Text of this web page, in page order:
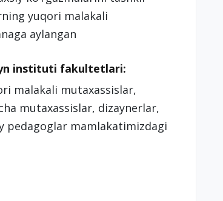
yuqori malakali
aylangan
instituti fakultetlari:
malakali mutaxassislar,
mutaxassislar, dizaynerlar,
pedagoglar mamlakatimizdagi